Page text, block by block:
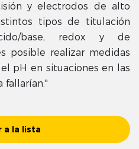
y electrodos de alto
tipos de titulación
base, redox y de
posible realizar medidas
pH en situaciones en las
fallarían."
a la lista